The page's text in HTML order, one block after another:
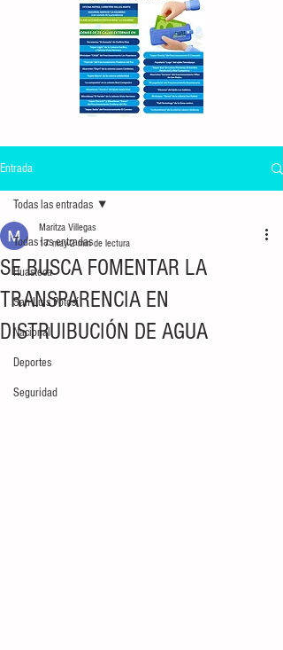
Entrada
Todas las entradas
Huasteca
San Luis Potosí
Nacional
Deportes
Seguridad
Todas las entradas
SE BUSCA FOMENTAR LA
TRANSPARENCIA EN
DISTRUIBUCIÓN DE AGUA
Maritza Villegas
17 may2 min de lectura